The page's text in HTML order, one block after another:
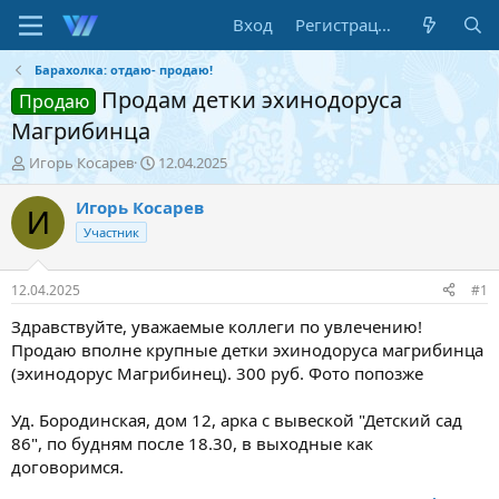
Вход Регистрация
Барахолка: отдаю- продаю!
Продаю
Продам детки эхинодоруса
Магрибинца
А
в
т
о
т
е
м
ы
Игорь Косарев
Д
а
т
а
л
12.04.2025
И Игорь Косарев
Участник
12.04.2025 #1
Здравствуйте, уважаемые коллеги по увлечению!
Продаю вполне крупные детки эхинодоруса магрибинца
(эхинодорус Магрибинец). 300 руб. Фото попозже
Уд. Бородинская, дом 12, арка с вывеской "Детский сад
86", по будням после 18.30, в выходные как
договоримся.